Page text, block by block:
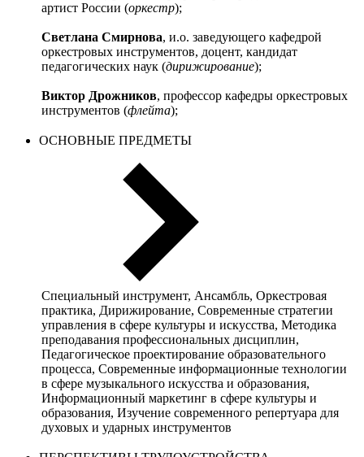
артист России (оркестр);
Светлана Смирнова, и.о. заведующего кафедрой
оркестровых инструментов, доцент, кандидат
педагогических наук (дирижирование);
Виктор Дрожников, профессор кафедры оркестровых
инструментов (флейта);
ОСНОВНЫЕ ПРЕДМЕТЫ
Специальный инструмент, Ансамбль, Оркестровая
практика, Дирижирование, Современные стратегии
управления в сфере культуры и искусства, Методика
преподавания профессиональных дисциплин,
Педагогическое проектирование образовательного
процесса, Современные информационные технологии
в сфере музыкального искусства и образования,
Информационный маркетинг в сфере культуры и
образования, Изучение современного репертуара для
духовых и ударных инструментов